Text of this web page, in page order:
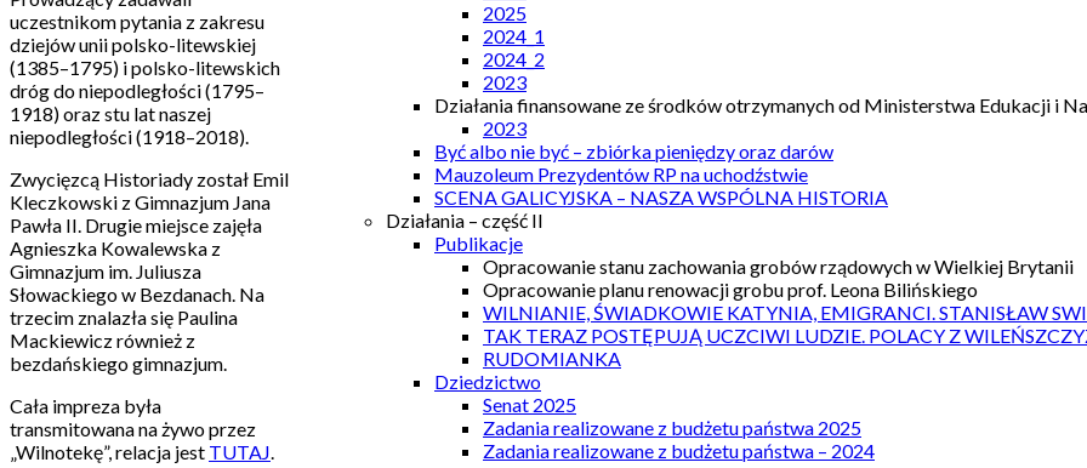
2025
2024_1
2024_2
2023
Działania finansowane ze środków otrzymanych od Ministerstwa Edukacji i
2023
Być albo nie być – zbiórka pieniędzy oraz darów
Mauzoleum Prezydentów RP na uchodźstwie
SCENA GALICYJSKA – NASZA WSPÓLNA HISTORIA
Działania – część II
Publikacje
Opracowanie stanu zachowania grobów rządowych w Wielkiej Brytanii
Opracowanie planu renowacji grobu prof. Leona Bilińskiego
WILNIANIE, ŚWIADKOWIE KATYNIA, EMIGRANCI. STANISŁAW
TAK TERAZ POSTĘPUJĄ UCZCIWI LUDZIE. POLACY Z
RUDOMIANKA
Dziedzictwo
Senat 2025
Zadania realizowane z budżetu państwa 2025
Zadania realizowane z budżetu państwa – 2024
uczestnikom pytania z zakresu
dziejów unii polsko-litewskiej
(1385–1795) i polsko-litewskich
dróg do niepodległości (1795–
1918) oraz stu lat naszej
niepodległości (1918–2018).
Zwycięzcą Historiady został Emil
Kleczkowski z Gimnazjum Jana
Pawła II. Drugie miejsce zajęła
Agnieszka Kowalewska z
Gimnazjum im. Juliusza
Słowackiego w Bezdanach. Na
trzecim znalazła się Paulina
Mackiewicz również z
bezdańskiego gimnazjum.
Cała impreza była
transmitowana na żywo przez
„Wilnotekę”, relacja jest TUTAJ.